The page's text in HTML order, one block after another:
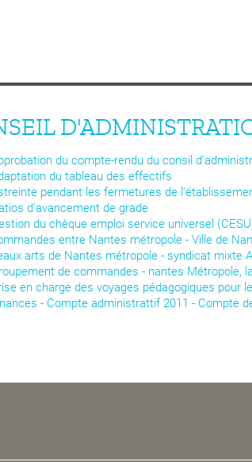
du compte-rendu du consil
du tableau des effectifs
pendant les fermetures de
d'avancement de grade
du chèque emploi service universel
entre Nantes métropole - Ville de
arts de Nantes métropole - syndicat mixte
de commandes - nantes Métropole,
en charge des voyages pédagogiques pour
- Compte administrattif 2011 - Compte